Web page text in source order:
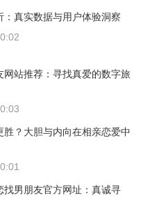
：真实数据与用户体验洞察
网站推荐：寻找真爱的数字旅
胜？大胆与内向在相亲恋爱中
找男朋友官方网址：真诚寻